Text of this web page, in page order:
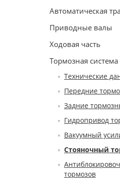
Автоматическая
Приводные валы
Ходовая часть
Тормозная система
Технические
Передние
Задние
Гидропривод
Вакуумный
Стояночный
тормозов